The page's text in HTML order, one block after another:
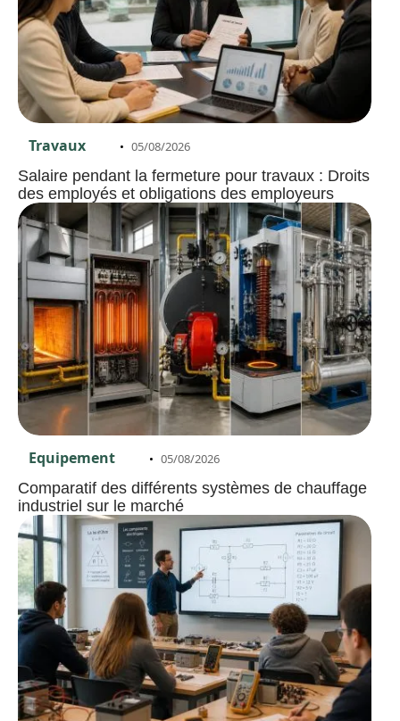
Travaux 05/08/2026
Salaire pendant la fermeture pour travaux : Droits
des employés et obligations des employeurs
Equipement 05/08/2026
Comparatif des différents systèmes de chauffage
industriel sur le marché